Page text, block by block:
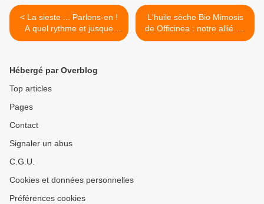
< La sieste ... Parlons-en !
A quel rythme et jusque
quel âge ?
L'huile sèche Bio Mimosis
de Officinea : notre allié de
cet hiver ! {#Bio}{#Officinea}
Hébergé par Overblog
Top articles
Pages
Contact
Signaler un abus
C.G.U.
Cookies et données personnelles
Préférences cookies